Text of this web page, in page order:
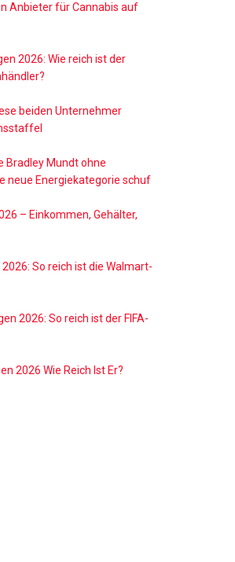
Anbieter für Cannabis auf
2026: Wie reich ist der
beiden Unternehmer
Bradley Mundt ohne
neue Energiekategorie schuf
– Einkommen, Gehälter,
So reich ist die Walmart-
2026: So reich ist der FIFA-
2026 Wie Reich Ist Er?